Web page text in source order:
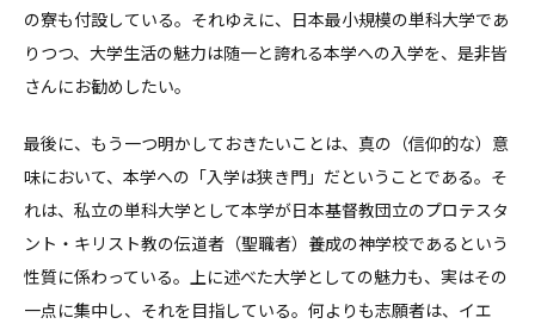
の寮も付設している。それゆえに、日本最小規模の単科大学であ
りつつ、大学生活の魅力は随一と誇れる本学への入学を、是非皆
さんにお勧めしたい。
最後に、もう一つ明かしておきたいことは、真の（信仰的な）意
味において、本学への「入学は狭き門」だということである。そ
れは、私立の単科大学として本学が日本基督教団立のプロテスタ
ント・キリスト教の伝道者（聖職者）養成の神学校であるという
性質に係わっている。上に述べた大学としての魅力も、実はその
一点に集中し、それを目指している。何よりも志願者は、イエ